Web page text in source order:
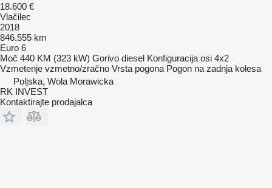
18.600 €
Vlačilec
2018
846.555 km
Euro 6
Moč 440 KM (323 kW) Gorivo diesel Konfiguracija osi 4x2
Vzmetenje vzmetno/zračno Vrsta pogona Pogon na zadnja kolesa
Poljska, Wola Morawicka
RK INVEST
Kontaktirajte prodajalca